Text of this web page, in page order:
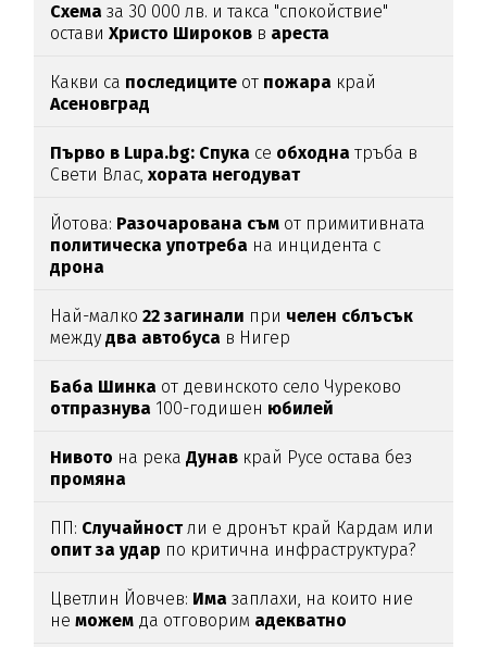
Схема за 30 000 лв. и такса "спокойствие"
оставиХристо Широков в ареста
Какви са последиците от пожара край
Асеновград
Първо в Lupa.bg: Спука се обходна тръба в
Свети Влас,хората негодуват
Йотова: Разочарована съм от примитивната
политическа употреба на инцидента с
дрона
Най-малко22 загинали при челен сблъсък
междудва автобуса в Нигер
Баба Шинка от девинското село Чуреково
отпразнува 100-годишен юбилей
Нивото на рекаДунав край Русе остава без
промяна
ПП: Случайностли е дронът край Кардам или
опит за удар по критична инфраструктура?
Цветлин Йовчев: Има заплахи, на които ние
неможем да отговорим адекватно